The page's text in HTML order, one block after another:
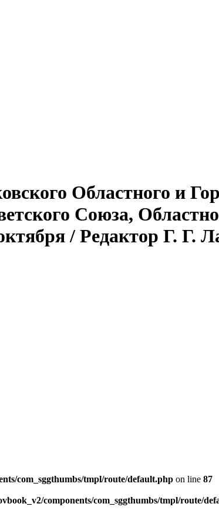
Областного и
Союза,
/ Редактор Г. Г.
com_sggthumbs/tmpl/route/default.php on line 87
components/com_sggthumbs/tmpl/route/